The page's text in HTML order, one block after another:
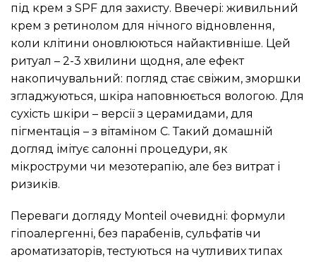
під крем з SPF для захисту. Ввечері: живильний
крем з ретинолом для нічного відновлення,
коли клітини оновлюються найактивніше. Цей
ритуал – 2-3 хвилини щодня, але ефект
накопичувальний: погляд стає свіжим, зморшки
згладжуються, шкіра наповнюється вологою. Для
сухість шкіри – версії з церамидами, для
пігментація – з вітаміном С. Такий домашній
догляд імітує салонні процедури, як
мікроструми чи мезотерапію, але без витрат і
ризиків.
Переваги догляду Monteil очевидні: формули
гіпоалергенні, без парабенів, сульфатів чи
ароматизаторів, тестуються на чутливих типах